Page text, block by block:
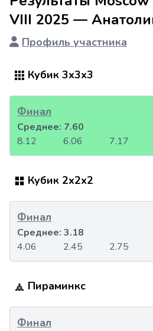
VIII 2025 —
Профиль участника
Кубик 3x3x3
Финал
8.12 6.06 7.17
Среднее: 7.60
Кубик 2x2x2
Финал
4.06 2.45 2.75
Среднее: 3.18
Пираминкс
Финал